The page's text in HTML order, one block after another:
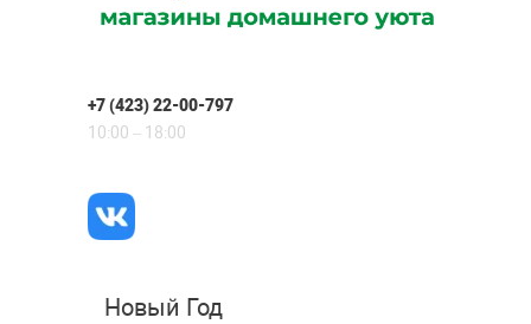
+7 (423) 22-00-797
10:00 – 18:00
Новый Год